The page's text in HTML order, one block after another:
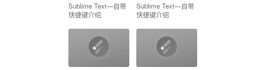
Sublime Text—自带
快捷键介绍
Sublime Text—自带
快捷键介绍